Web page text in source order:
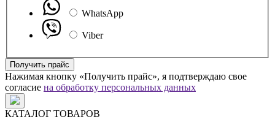
WhatsApp
Viber
Получить прайс
Нажимая кнопку «Получить прайс», я подтверждаю свое
согласие на обработку персональных данных
КАТАЛОГ ТОВАРОВ